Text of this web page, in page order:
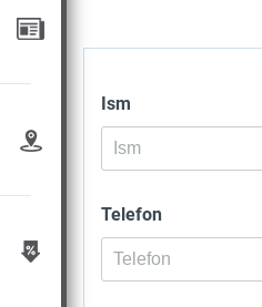
Ism
Telefon